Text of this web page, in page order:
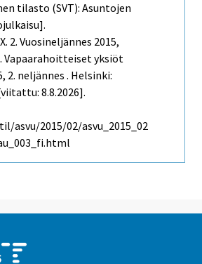
tilasto (SVT): Asuntojen
2. Vuosineljännes 2015,
Vapaarahoitteiset yksiöt
2. neljännes . Helsinki:
8.8.2026].
2015/02/asvu_2015_02